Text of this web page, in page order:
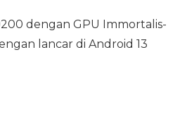
dengan GPU Immortalis-
lancar di Android 13